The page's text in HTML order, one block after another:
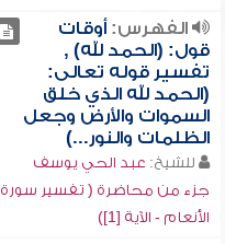
الفهرس:أوقات
قول: (الحمد لله) ,
تفسير قوله تعالى:
(الحمد لله الذي خلق
السموات والأرض وجعل
الظلمات والنور...)
للشيخ: عبد الحي يوسف
جزء من محاضرة ( تفسير سورة
الأنعام - الآية [1])